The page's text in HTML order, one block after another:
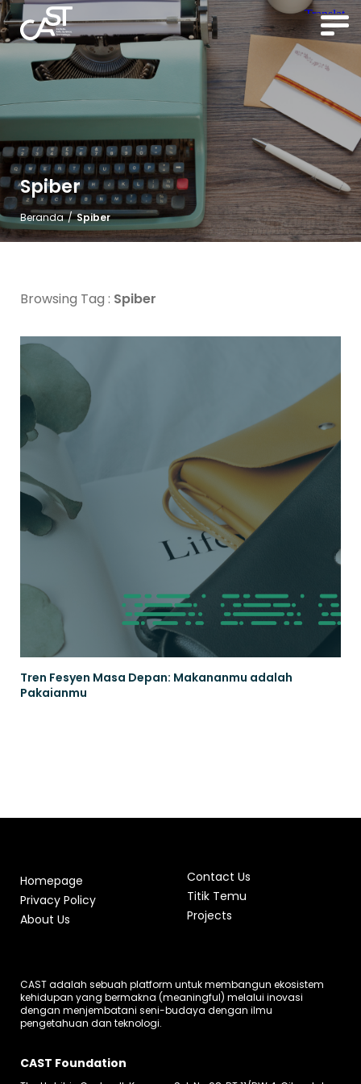
Spiber
Beranda / Spiber
Browsing Tag : Spiber
Tren Fesyen Masa Depan: Makananmu adalah
Pakaianmu
Homepage
Privacy Policy
About Us
Contact Us
Titik Temu
Projects
CAST adalah sebuah platform untuk membangun ekosistem
kehidupan yang bermakna (meaningful) melalui inovasi
dengan menjembatani seni-budaya dengan ilmu
pengetahuan dan teknologi.
CAST Foundation